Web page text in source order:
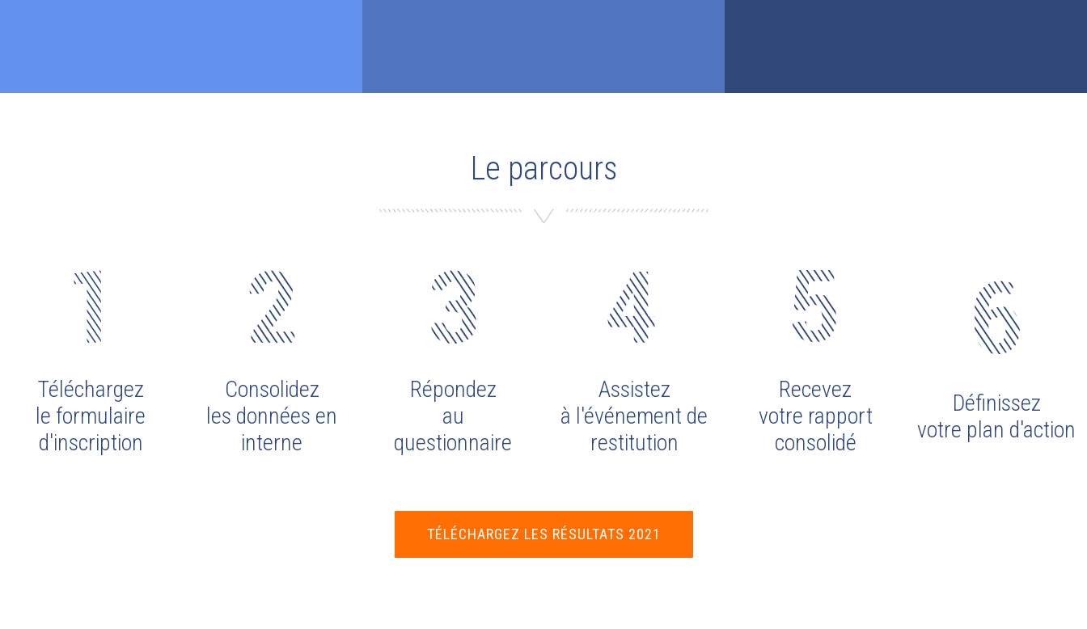
Le parcours
Téléchargez
le formulaire
d'inscription
Consolidez
les données en
interne
Répondez
au
questionnaire
Assistez
à l'événement de
restitution
Recevez
votre rapport
consolidé
Définissez
votre plan d'action
TÉLÉCHARGEZ LES RÉSULTATS 2021